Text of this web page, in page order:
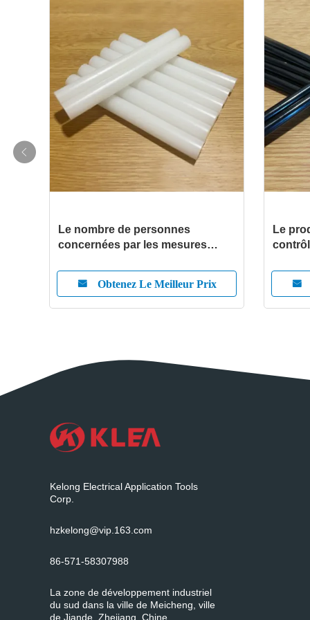
Le nombre de personnes
concernées par les mesures
règlement (CE) no 1333/2005.
Obtenez Le Meilleur Prix
Le
Kelong Electrical Application Tools
Corp.
hzkelong@vip.163.com
86-571-58307988
La zone de développement industriel
du sud dans la ville de Meicheng, ville
de Jiande, Zhejiang, Chine.